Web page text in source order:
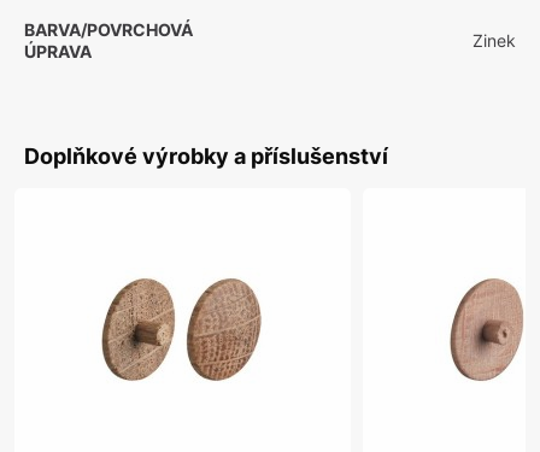
BARVA/POVRCHOVÁ
ÚPRAVA
Zinek
Doplňkové výrobky a příslušenství